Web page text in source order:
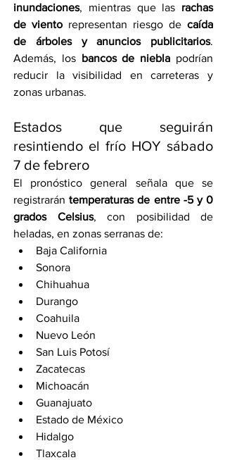
inundaciones, mientras que las rachas
de viento representan riesgo de caída
de árboles y anuncios publicitarios.
Además, los bancos de niebla podrían
reducir la visibilidad en carreteras y
zonas urbanas.
Estados que seguirán
resintiendo el frío HOY sábado
7 de febrero
El pronóstico general señala que se
registrarán temperaturas de entre -5 y 0
grados Celsius, con posibilidad de
heladas, en zonas serranas de:
Baja California
Sonora
Chihuahua
Durango
Coahuila
Nuevo León
San Luis Potosí
Zacatecas
Michoacán
Guanajuato
Estado de México
Hidalgo
Tlaxcala